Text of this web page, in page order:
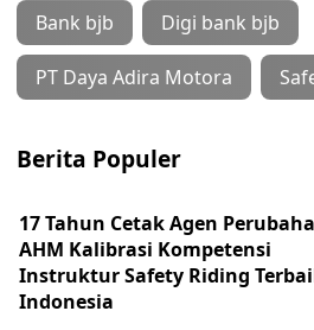
Bank bjb Digi bank bjb
PT Daya Adira Motora
Berita Populer
17 Tahun Cetak Agen
AHM Kalibrasi Kompetensi
Instruktur Safety Riding
Indonesia